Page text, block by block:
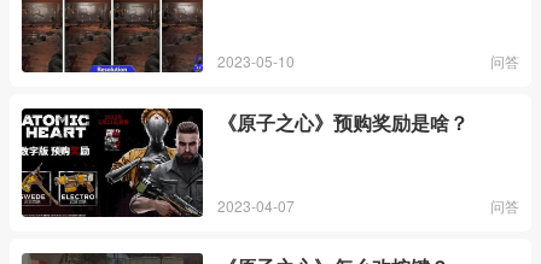
2023-05-10 问答
《原子之心》预购奖励是啥？
2023-04-07 问答